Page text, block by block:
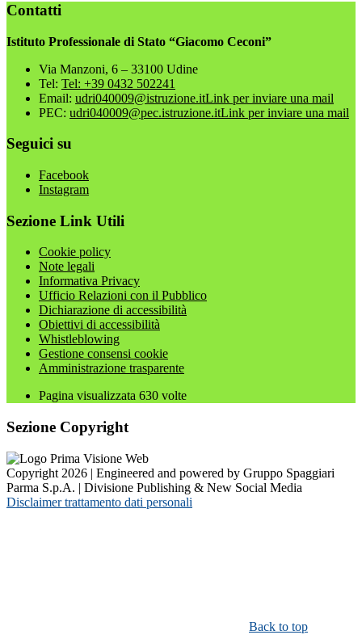
Contatti
Istituto Professionale di Stato “Giacomo Ceconi”
Via Manzoni, 6 – 33100 Udine
Tel: Tel: +39 0432 502241
Email: udri040009@istruzione.itLink per inviare una mail
PEC: udri040009@pec.istruzione.itLink per inviare una mail
Seguici su
Facebook
Instagram
Sezione Link Utili
Cookie policy
Note legali
Informativa Privacy
Ufficio Relazioni con il Pubblico
Dichiarazione di accessibilità
Obiettivi di accessibilità
Whistleblowing
Gestione consensi cookie
Amministrazione trasparente
Pagina visualizzata 630 volte
Sezione Copyright
Copyright 2026 | Engineered and powered by Gruppo Spaggiari
Parma S.p.A. | Divisione Publishing & New Social Media
Disclaimer trattamento dati personali
Back to top